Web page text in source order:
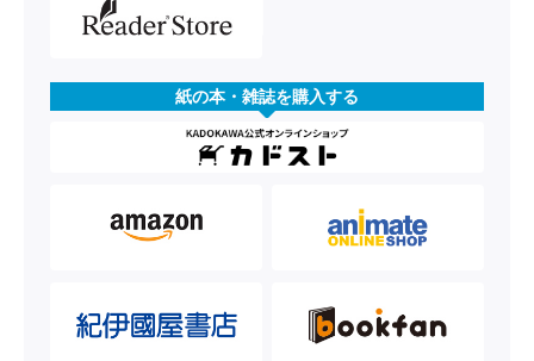
紙の本・雑誌を購入する